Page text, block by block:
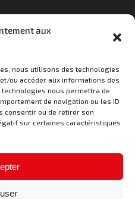
aux
nous utilisons des technologies
ou accéder aux informations des
nous permettra de
de navigation ou les ID
consentir ou de retirer son
sur certaines caractéristiques